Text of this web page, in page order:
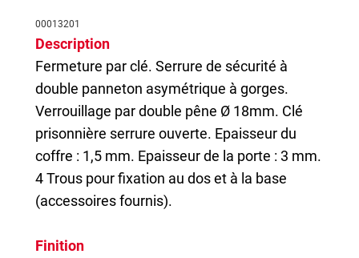
00013201
Description
Fermeture par clé. Serrure de sécurité à
double panneton asymétrique à gorges.
Verrouillage par double pêne Ø 18mm. Clé
prisonnière serrure ouverte. Epaisseur du
coffre : 1,5 mm. Epaisseur de la porte : 3 mm.
4 Trous pour fixation au dos et à la base
(accessoires fournis).
Finition